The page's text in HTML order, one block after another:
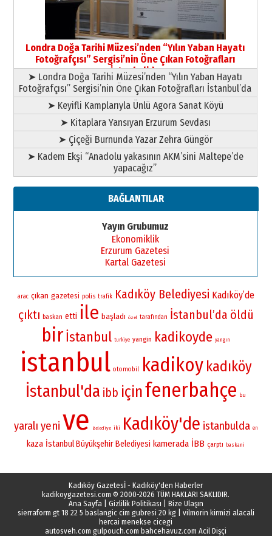
Londra Doğa Tarihi Müzesi’nden “Yılın Yaban Hayatı
Fotoğrafçısı” Sergisi’nin Öne Çıkan Fotoğrafları
İstanbul’da
➤ Londra Doğa Tarihi Müzesi’nden “Yılın Yaban Hayatı
Fotoğrafçısı” Sergisi’nin Öne Çıkan Fotoğrafları İstanbul’da
➤ Keyifli Kamplarıyla Ünlü Agora Sanat Köyü
➤ Kitaplara Yansıyan Erzurum Sevdası
➤ Çiçeği Burnunda Yazar Zehra Güngör
➤ Kadem Ekşi “Anadolu yakasının AKM’sini Maltepe’de
yapacağız”
BAĞLANTILAR
Yayın Grubumuz
Ekonomiklik
Erzurum Gazetesi
Kartal Gazetesi
arac çıkan gazetesi polis trafik Kadıköy Belediyesi Kadıköy’de
çıktı baskan etti ile başladı özel tarafından İstanbul’da öldü
birİstanbul turkiye yangin kadikoyde yangın
istanbul otomobil kadikoy kadıköy
İstanbul'da ibb içinfenerbahçe bu
yaralı yeni ve Belediye iki Kadıköy'de istanbulda en
kaza İstanbul Büyükşehir Belediyesi kamerada İBB çarptı baskani
Kadıköy Gazetesİ - Kadıköy'den Haberler
kadikoygazetesi.com © 2000-2026 TÜM HAKLARI SAKLIDIR.
Ana Sayfa
Gizlilik Politikası
Bize Ulaşın
sierraform gt 18 22 5 baslangic cim gubresi 20 kg| vilmorin kirmizi alacali
hercai menekse cicegi
autosveh.com gulpouch.com bahcehavuz.com Acil Dişçi